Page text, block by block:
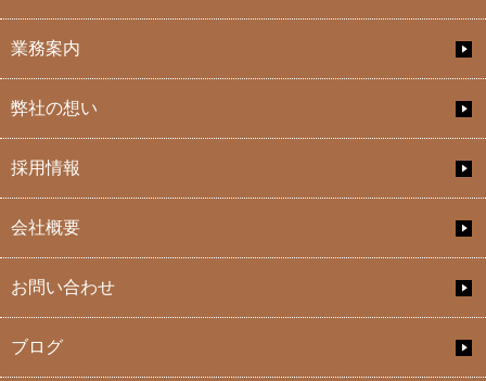
業務案内
弊社の想い
採用情報
会社概要
お問い合わせ
ブログ